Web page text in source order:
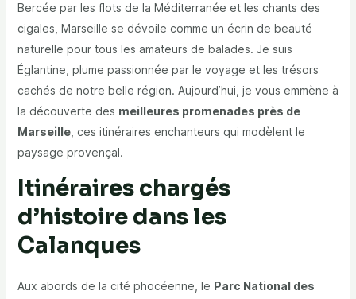
Bercée par les flots de la Méditerranée et les chants des
cigales, Marseille se dévoile comme un écrin de beauté
naturelle pour tous les amateurs de balades. Je suis
Églantine, plume passionnée par le voyage et les trésors
cachés de notre belle région. Aujourd’hui, je vous emmène à
la découverte des meilleures promenades près de
Marseille, ces itinéraires enchanteurs qui modèlent le
paysage provençal.
Itinéraires chargés
d’histoire dans les
Calanques
Aux abords de la cité phocéenne, le Parc National des